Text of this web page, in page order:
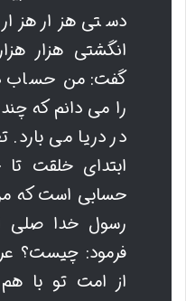
دستی هزار
انگشتی هزار
گفت: من حساب
را می دانم که
در دریا می بارد.
ابتدای خلقت
حسابی است که
رسول خدا صلی
فرمود: چیست؟
از امت تو با